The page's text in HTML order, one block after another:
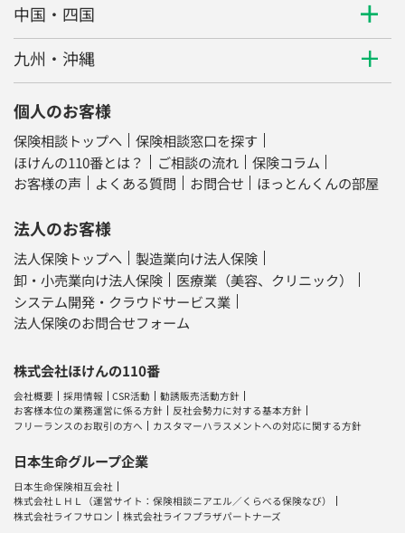
中国・四国
九州・沖縄
個人のお客様
保険相談トップへ
保険相談窓口を探す
ほけんの110番とは？
ご相談の流れ
保険コラム
お客様の声
よくある質問 お問合せ ほっとんくんの部屋
法人のお客様
法人保険トップへ
製造業向け法人保険
卸・小売業向け法人保険
医療業（美容、クリニック）
システム開発・クラウドサービス業
法人保険のお問合せフォーム
株式会社ほけんの110番
会社概要 採用情報 CSR活動
勧誘販売活動方針
お客様本位の業務運営に係る方針
反社会勢力に対する基本方針
フリーランスのお取引の方へ
カスタマーハラスメントへの対応に関する方針
日本生命グループ企業
日本生命保険相互会社
株式会社ＬＨＬ （運営サイト：保険相談ニアエル／ くらべる保険なび）
株式会社ライフサロン
株式会社ライフプラザパートナーズ